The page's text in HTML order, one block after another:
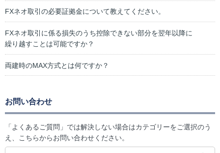
FXネオ取引の必要証拠金について教えてください。
FXネオ取引に係る損失のうち控除できない部分を翌年以降に
繰り越すことは可能ですか？
両建時のMAX方式とは何ですか？
お問い合わせ
「よくあるご質問」では解決しない場合はカテゴリーをご選択のう
え、こちらからお問い合わせください。